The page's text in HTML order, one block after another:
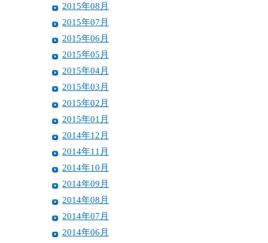
2015年08月
2015年07月
2015年06月
2015年05月
2015年04月
2015年03月
2015年02月
2015年01月
2014年12月
2014年11月
2014年10月
2014年09月
2014年08月
2014年07月
2014年06月